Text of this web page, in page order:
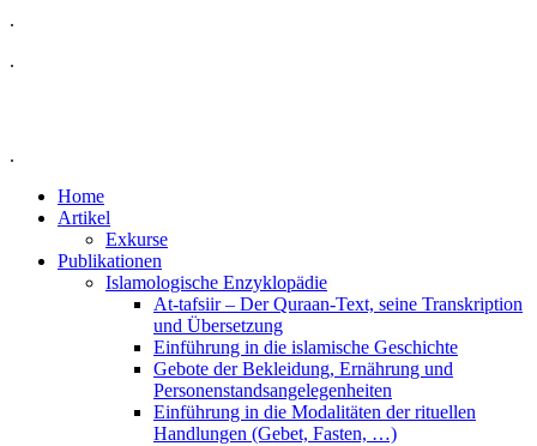
.
.
.
Home
Artikel
Exkurse
Publikationen
Islamologische Enzyklopädie
At-tafsiir – Der Quraan-Text, seine Transkription
und Übersetzung
Einführung in die islamische Geschichte
Gebote der Bekleidung, Ernährung und
Personenstandsangelegenheiten
Einführung in die Modalitäten der rituellen
Handlungen (Gebet, Fasten, …)